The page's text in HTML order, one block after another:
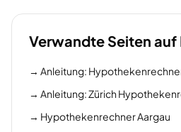
Verwandte Seiten auf
→ Anleitung:
→ Anleitung: Zürich
→ Hypothekenrechner Aargau